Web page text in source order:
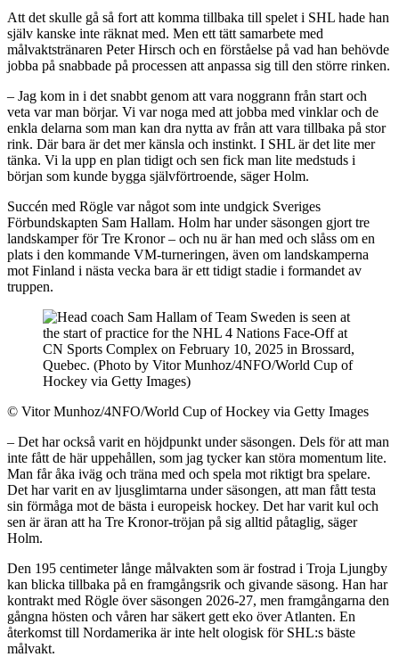
Att det skulle gå så fort att komma tillbaka till spelet i SHL hade han
själv kanske inte räknat med. Men ett tätt samarbete med
målvaktstränaren Peter Hirsch och en förståelse på vad han behövde
jobba på snabbade på processen att anpassa sig till den större rinken.
– Jag kom in i det snabbt genom att vara noggrann från start och
veta var man börjar. Vi var noga med att jobba med vinklar och de
enkla delarna som man kan dra nytta av från att vara tillbaka på stor
rink. Där bara är det mer känsla och instinkt. I SHL är det lite mer
tänka. Vi la upp en plan tidigt och sen fick man lite medstuds i
början som kunde bygga självförtroende, säger Holm.
Succén med Rögle var något som inte undgick Sveriges
Förbundskapten Sam Hallam. Holm har under säsongen gjort tre
landskamper för Tre Kronor – och nu är han med och slåss om en
plats i den kommande VM-turneringen, även om landskamperna
mot Finland i nästa vecka bara är ett tidigt stadie i formandet av
truppen.
© Vitor Munhoz/4NFO/World Cup of Hockey via Getty Images
– Det har också varit en höjdpunkt under säsongen. Dels för att man
inte fått de här uppehållen, som jag tycker kan störa momentum lite.
Man får åka iväg och träna med och spela mot riktigt bra spelare.
Det har varit en av ljusglimtarna under säsongen, att man fått testa
sin förmåga mot de bästa i europeisk hockey. Det har varit kul och
sen är äran att ha Tre Kronor-tröjan på sig alltid påtaglig, säger
Holm.
Den 195 centimeter långe målvakten som är fostrad i Troja Ljungby
kan blicka tillbaka på en framgångsrik och givande säsong. Han har
kontrakt med Rögle över säsongen 2026-27, men framgångarna den
gångna hösten och våren har säkert gett eko över Atlanten. En
återkomst till Nordamerika är inte helt ologisk för SHL:s bäste
målvakt.